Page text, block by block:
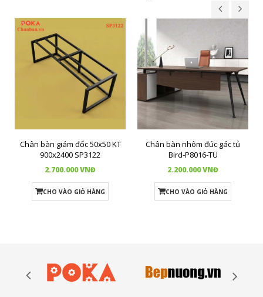
Chân bàn giám đốc 50x50 KT
900x2400 SP3122
2.700.000 VNĐ
CHO VÀO GIỎ HÀNG
Chân bàn nhôm đúc gác tủ
Bird-P8016-TU
2.200.000 VNĐ
CHO VÀO GIỎ HÀNG